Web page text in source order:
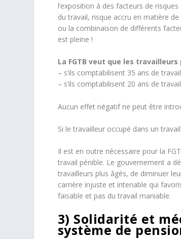
l’exposition à des facteurs de
du travail, risque accru en matière
ou la combinaison de différents
est pleine !
La FGTB veut que les
– s’ils comptabilisent 35 ans de
– s’ils comptabilisent 20 ans de
Aucun effet négatif ne peut être
Si le travailleur occupé dans un
Il est en outre nécessaire pour la
travail pénible. Le gouvernement a
travailleurs plus âgés, de diminuer
carrière injuste et intenable qui
faisable et pas du travail maniable.
3) Solidarité et
système de